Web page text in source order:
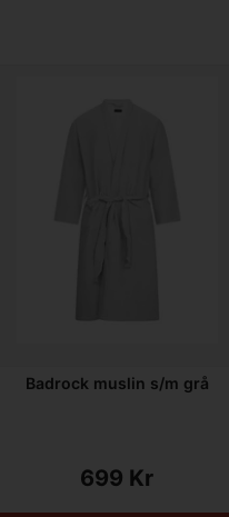
Badrock muslin s/m grå
699 Kr